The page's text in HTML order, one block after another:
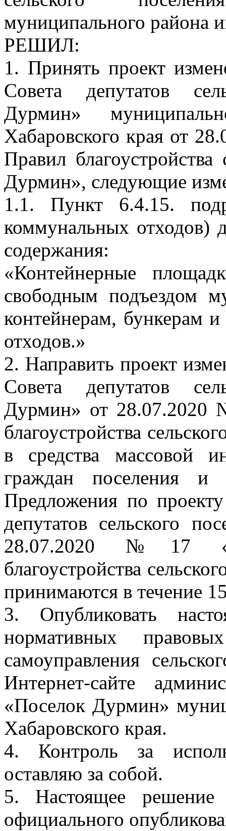
муниципального района
РЕШИЛ:
1. Принять проект
Совета депутатов
Дурмин»
Хабаровского края от
Правил
Дурмин», следующие
1.1. Пункт 6.4.15.
коммунальных отходов)
содержания:
«Контейнерные
свободным подъездом
контейнерам, бункерам
отходов.»
2. Направить проект
Совета депутатов
Дурмин» от 28.07.2020
благоустройства
в средства массовой
граждан поселения и
Предложения по
депутатов сельского
28.07.2020 №17
благоустройства
принимаются в течение
3. Опубликовать
нормативных
самоуправления
Интернет-сайте
«Поселок Дурмин»
Хабаровского края.
4. Контроль за
оставляю за собой.
5. Настоящее
официального